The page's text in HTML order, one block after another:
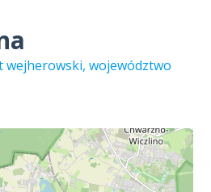
wejherowski, województwo